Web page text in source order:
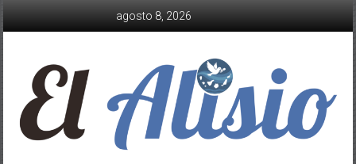
agosto 8, 2026